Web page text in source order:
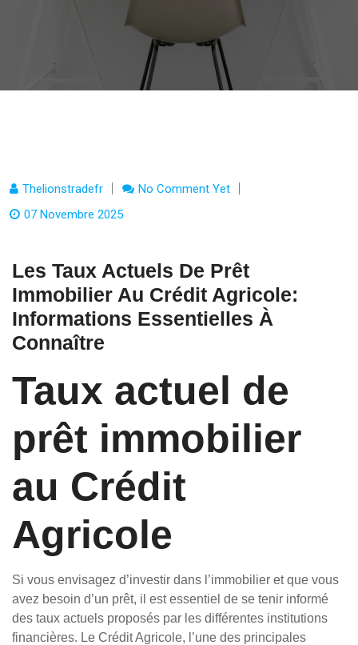
Thelionstradefr
No Comment Yet
07 Novembre 2025
Les Taux Actuels De Prêt
Immobilier Au Crédit Agricole:
Informations Essentielles À
Connaître
Taux actuel de
prêt immobilier
au Crédit
Agricole
Si vous envisagez d’investir dans l’immobilier et que vous
avez besoin d’un prêt, il est essentiel de se tenir informé
des taux actuels proposés par les différentes institutions
financières. Le Crédit Agricole, l’une des principales